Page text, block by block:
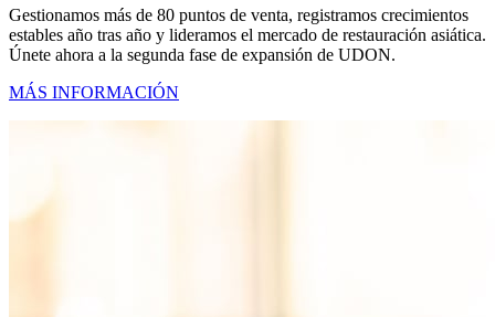
Gestionamos más de 80 puntos de venta, registramos crecimientos
estables año tras año y lideramos el mercado de restauración asiática.
Únete ahora a la segunda fase de expansión de UDON.
MÁS INFORMACIÓN